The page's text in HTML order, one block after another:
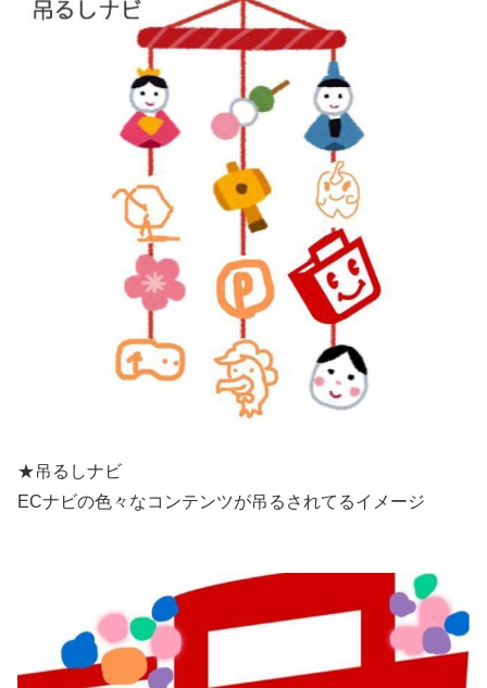
★吊るしナビ
ECナビの色々なコンテンツが吊るされてるイメージ